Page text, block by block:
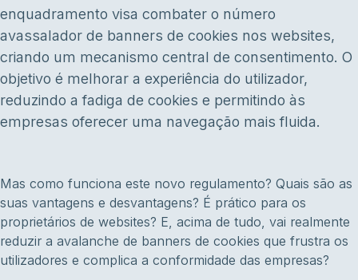
enquadramento visa combater o número
avassalador de banners de cookies nos websites,
criando um mecanismo central de consentimento. O
objetivo é melhorar a experiência do utilizador,
reduzindo a fadiga de cookies e permitindo às
empresas oferecer uma navegação mais fluida.
Mas como funciona este novo regulamento? Quais são as
suas vantagens e desvantagens? É prático para os
proprietários de websites? E, acima de tudo, vai realmente
reduzir a avalanche de banners de cookies que frustra os
utilizadores e complica a conformidade das empresas?